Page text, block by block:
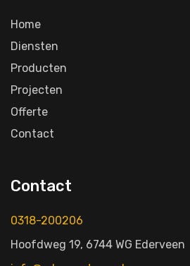
Home
Diensten
Producten
Projecten
Offerte
Contact
Contact
0318-200206
Hoofdweg 19, 6744 WG Ederveen